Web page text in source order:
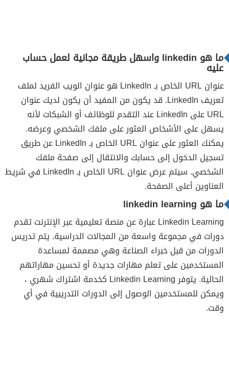
ما هو linkedin واسهل طريقة مجانية لعمل حساب
عليه
عنوان URL الخاص بـ LinkedIn هو عنوان الويب الفريد لملف
تعريف LinkedIn. قد يكون من المفيد أن يكون لديك عنوان
URL على LinkedIn عند التقدم للوظائف أو الشبكات لأنه
يسهل على الأشخاص العثور على ملفك الشخصي وعرضه.
يمكنك العثور على عنوان URL الخاص بـ LinkedIn عن طريق
تسجيل الدخول إلى حسابك والانتقال إلى صفحة ملفك
الشخصي. سيتم عرض عنوان URL الخاص بـ LinkedIn في شريط
العناوين أعلى الصفحة.
ما هو linkedin learning
Linkedin Learning عبارة عن منصة تعليمية عبر الإنترنت تقدم
دورات في مجموعة واسعة من المجالات الدراسية. يتم تدريس
الدورات من قبل خبراء الصناعة وهي مصممة لمساعدة
المستخدمين على تعلم مهارات جديدة أو تحسين مهاراتهم
الحالية. يتوفر Linkedin Learning كخدمة اشتراك شهري ،
ويمكن للمستخدمين الوصول إلى الدورات التدريبية في أي
وقت.